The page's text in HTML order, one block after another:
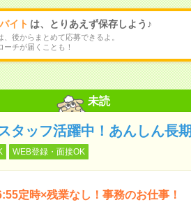
イト は、とりあえず保存しよう♪
、後からまとめて応募できるよ。
ーチが届くことも！
未読
タッフ活躍中！あんしん長
WEB登録・面接OK
定時×残業なし！事務のお仕事！